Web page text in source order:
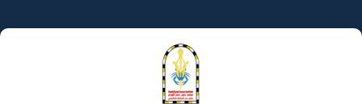
إلى
المحتوى